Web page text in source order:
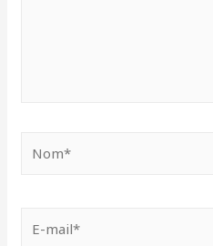
mail*